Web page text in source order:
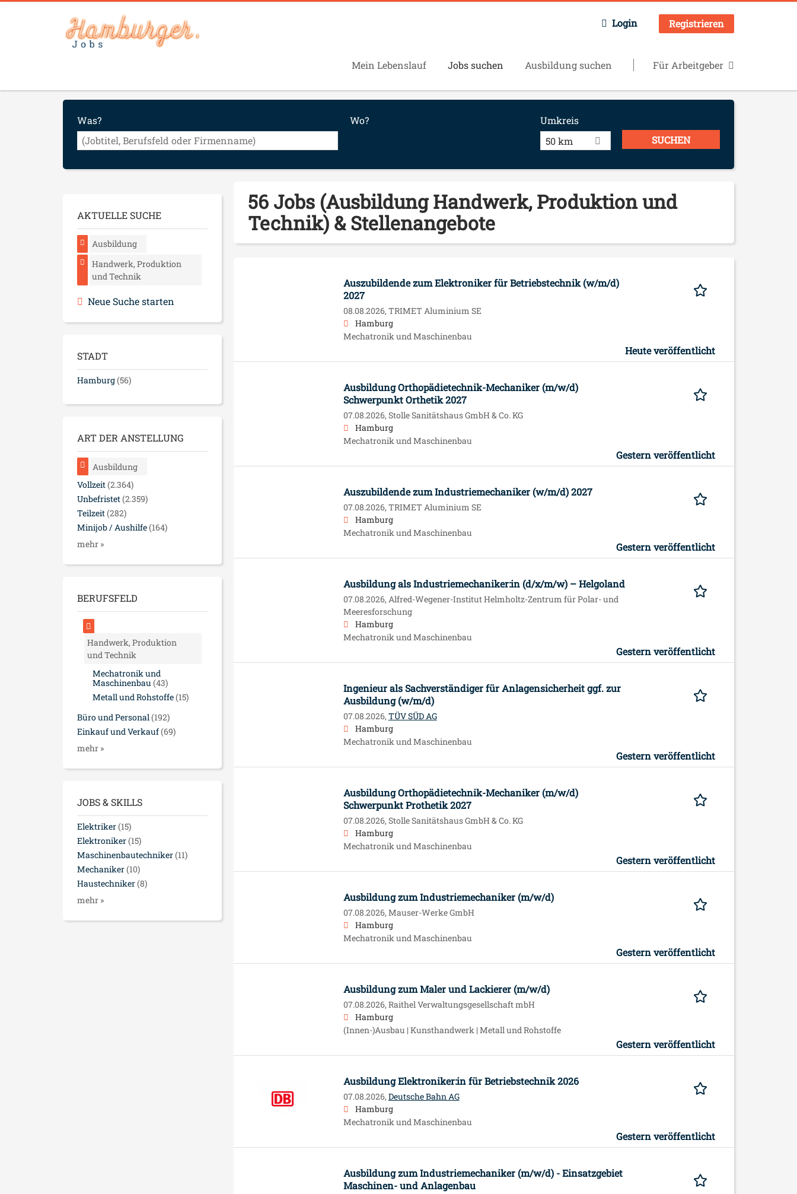
Login Registrieren
Mein Lebenslauf Jobs suchen Ausbildung suchen Für Arbeitgeber
Was? Wo?
Umkreis
50 km
56 Jobs (Ausbildung Handwerk, Produktion und
Technik) & Stellenangebote
Auszubildende zum Elektroniker für Betriebstechnik (w/m/d)
2027
08.08.2026, TRIMET Aluminium SE
Hamburg
Mechatronik und Maschinenbau
Heute veröffentlicht
Ausbildung Orthopädietechnik-Mechaniker (m/w/d)
Schwerpunkt Orthetik 2027
07.08.2026, Stolle Sanitätshaus GmbH & Co. KG
Hamburg
Mechatronik und Maschinenbau
Gestern veröffentlicht
Auszubildende zum Industriemechaniker (w/m/d) 2027
07.08.2026, TRIMET Aluminium SE
Hamburg
Mechatronik und Maschinenbau
Gestern veröffentlicht
Ausbildung als Industriemechaniker:in (d/x/m/w) – Helgoland
07.08.2026, Alfred-Wegener-Institut Helmholtz-Zentrum für Polar- und
Meeresforschung
Hamburg
Mechatronik und Maschinenbau
Gestern veröffentlicht
Ingenieur als Sachverständiger für Anlagensicherheit ggf. zur
Ausbildung (w/m/d)
07.08.2026, TÜV SÜD AG
Hamburg
Mechatronik und Maschinenbau
Gestern veröffentlicht
Ausbildung Orthopädietechnik-Mechaniker (m/w/d)
Schwerpunkt Prothetik 2027
07.08.2026, Stolle Sanitätshaus GmbH & Co. KG
Hamburg
Mechatronik und Maschinenbau
Gestern veröffentlicht
Ausbildung zum Industriemechaniker (m/w/d)
07.08.2026, Mauser-Werke GmbH
Hamburg
Mechatronik und Maschinenbau
Gestern veröffentlicht
Ausbildung zum Maler und Lackierer (m/w/d)
07.08.2026, Raithel Verwaltungsgesellschaft mbH
Hamburg
(Innen-)Ausbau | Kunsthandwerk | Metall und Rohstoffe
Gestern veröffentlicht
Ausbildung Elektroniker:in für Betriebstechnik 2026
07.08.2026, Deutsche Bahn AG
Hamburg
Mechatronik und Maschinenbau
Gestern veröffentlicht
Ausbildung zum Industriemechaniker (m/w/d) - Einsatzgebiet
Maschinen- und Anlagenbau
AKTUELLE SUCHE
Ausbildung
Handwerk, Produktion
und Technik
Neue Suche starten
STADT
Hamburg(56)
ART DER ANSTELLUNG
Ausbildung
Vollzeit(2.364)
Unbefristet(2.359)
Teilzeit(282)
Minijob / Aushilfe(164)
mehr »
BERUFSFELD
Handwerk, Produktion
und Technik
Mechatronik und
Maschinenbau (43)
Metall und Rohstoffe(15)
Büro und Personal(192)
Einkauf und Verkauf(69)
mehr »
JOBS & SKILLS
Elektriker(15)
Elektroniker(15)
Maschinenbautechniker(11)
Mechaniker(10)
Haustechniker(8)
mehr »